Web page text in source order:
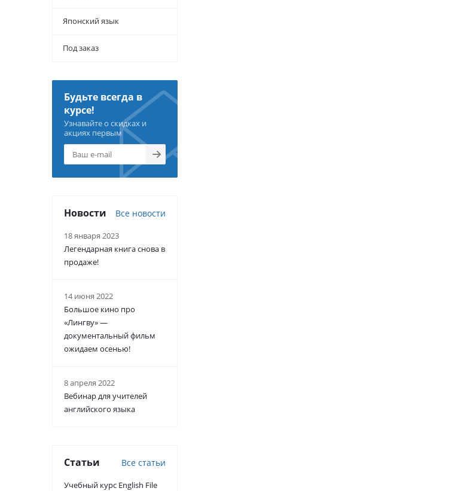
Японский язык
Под заказ
Будьте всегда в
курсе!
Узнавайте о скидках и
акциях первым
Новости Все новости
18 января 2023
Легендарная книга снова в
продаже!
14 июня 2022
Большое кино про
«Лингву» —
документальный фильм
ожидаем осенью!
8 апреля 2022
Вебинар для учителей
английского языка
Статьи Все статьи
Учебный курс English File